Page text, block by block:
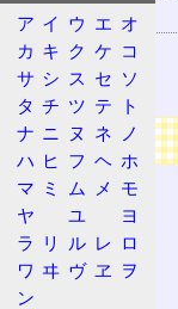
関連する地理
豊田市
トヨタ町
広告
ア イ ウ エ オ
カ キ ク ケ コ
サ シ ス セ ソ
タ チ ツ テ
ト
ナ ニ ヌ ネ
ノ
ハ ヒ フ ヘ ホ
マ ミ ム メ
モ
ヤ
ユ
ヨ
ラ
リ ル レ ロ
ワ ヰ ヴ ヱ
ヲ
ン